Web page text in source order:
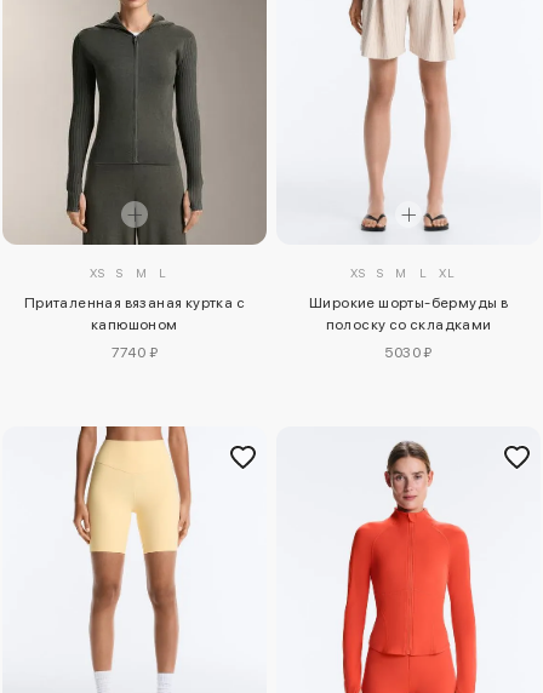
XS S M L
Приталенная вязаная куртка с
капюшоном
7740 ₽
XS S M L XL
Широкие шорты-бермуды в
полоску со складками
5030 ₽